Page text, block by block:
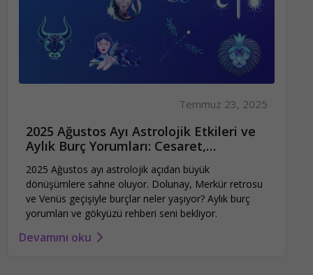
Temmuz 23, 2025
2025 Ağustos Ayı Astrolojik Etkileri ve
Aylık Burç Yorumları: Cesaret,
2025 Ağustos ayı astrolojik açıdan büyük
dönüşümlere sahne oluyor. Dolunay, Merkür retrosu
ve Venüs geçişiyle burçlar neler yaşıyor? Aylık burç
yorumları ve gökyüzü rehberi seni bekliyor.
Devamını oku